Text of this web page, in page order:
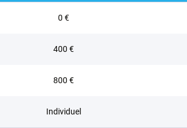
0 €
400 €
800 €
Individuel